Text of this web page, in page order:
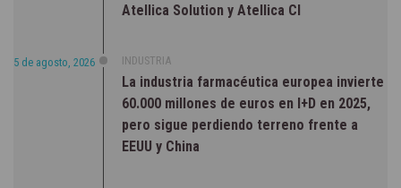
Atellica Solution y Atellica CI
5 de agosto, 2026 INDUSTRIA
La industria farmacéutica europea invierte
60.000 millones de euros en I+D en 2025,
pero sigue perdiendo terreno frente a
EEUU y China